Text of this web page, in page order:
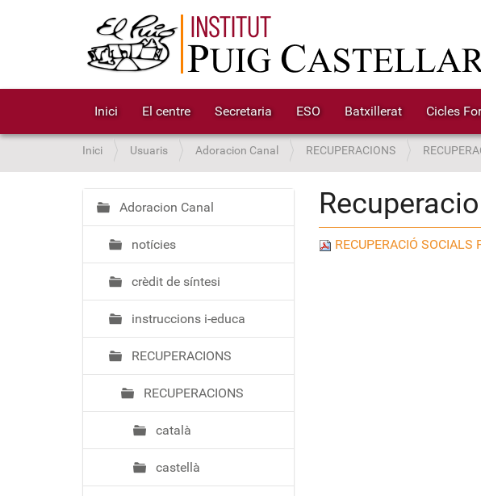
Inici El centre Secretaria ESO Batxillerat Cicles
S
o
u
:
Inici Usuaris Adoracion Canal RECUPERACIONS
RECUPERACIÓ SOCIALS
N
a
e
a
Adoracion Canal
notícies
crèdit de síntesi
instruccions i-educa
RECUPERACIONS
RECUPERACIONS
català
castellà